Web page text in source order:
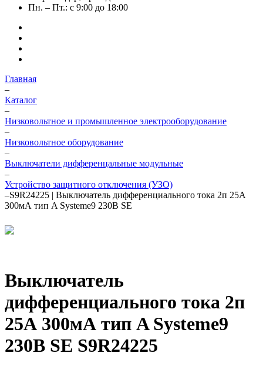
Пн. – Пт.: с 9:00 до 18:00
Главная
–
Каталог
–
Низковольтное и промышленное электрооборудование
–
Низковольтное оборудование
–
Выключатели дифференцальные модульные
–
Устройство защитного отключения (УЗО)
–S9R24225 | Выключатель дифференциального тока 2п 25А
300мА тип A Systeme9 230В SE
Выключатель
дифференциального тока 2п
25А 300мА тип A Systeme9
230В SE S9R24225